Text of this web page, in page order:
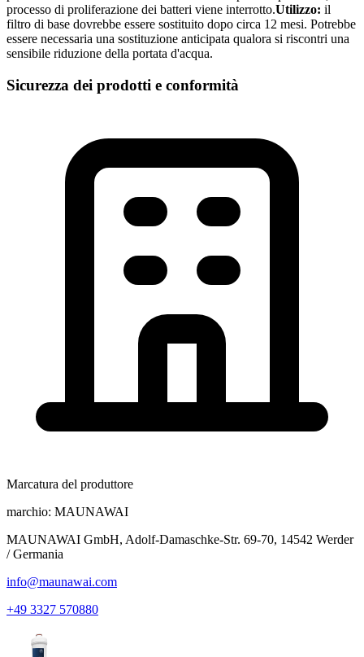
processo di proliferazione dei batteri viene interrotto.Utilizzo: il
filtro di base dovrebbe essere sostituito dopo circa 12 mesi. Potrebbe
essere necessaria una sostituzione anticipata qualora si riscontri una
sensibile riduzione della portata d'acqua.
Sicurezza dei prodotti e conformità
Marcatura del produttore
marchio: MAUNAWAI
MAUNAWAI GmbH, Adolf-Damaschke-Str. 69-70, 14542 Werder
/ Germania
info@maunawai.com
+49 3327 570880